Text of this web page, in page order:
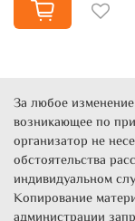
За любое
возникающее по
организатор не
обстоятельства
индивидуальном
Копирование